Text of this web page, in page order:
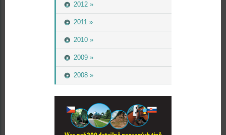
2012 »
2011 »
2010 »
2009 »
2008 »